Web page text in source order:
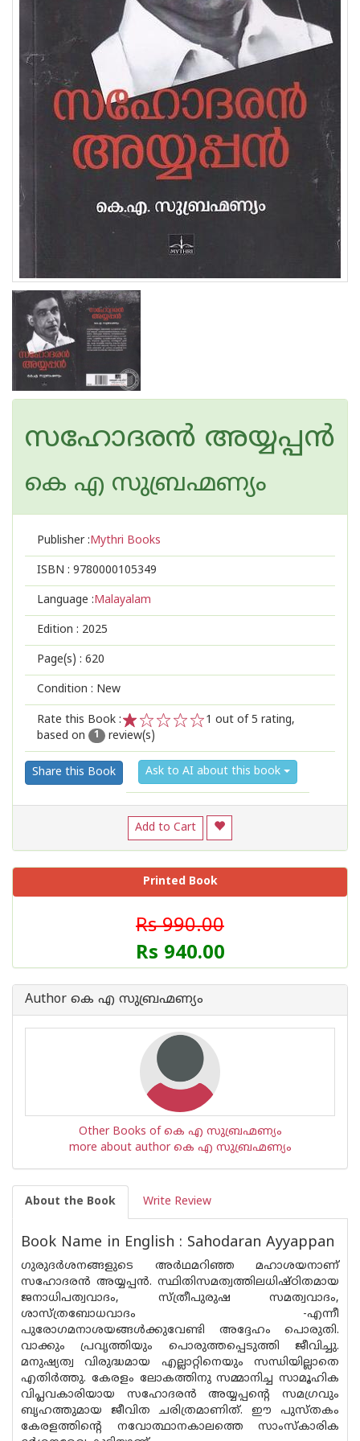
സഹോദരൻ അയ്യപ്പൻ
കെ എ സുബ്രഹ്മണ്യം
Publisher :Mythri Books
ISBN : 9780000105349
Language :Malayalam
Edition : 2025
Page(s) : 620
Condition : New
Rate this Book :
2
1
1 out of 5 rating,
based on
1 review(s)
Share this Book Ask to AI about this book
Add to Cart
Printed Book
Rs 990.00
Rs 940.00
Author കെ എ സുബ്രഹ്മണ്യം
Other Books of കെ എ സുബ്രഹ്മണ്യം
more about author കെ എ സുബ്രഹ്മണ്യം
About the Book Write Review
Book Name in English : Sahodaran Ayyappan
ഗുരുദർശനങ്ങളുടെ അർഥമറിഞ്ഞ മഹാശയനാണ്
സഹോദരൻ അയ്യപ്പൻ. സ്ഥിതിസമത്വത്തിലധിഷ്‌ഠിതമായ
ജനാധിപത്വവാദം, സ്ത്രീപുരുഷ സമത്വവാദം,
ശാസ്ത്രബോധവാദം -എന്നീ
പുരോഗമനാശയങ്ങൾക്കുവേണ്ടി അദ്ദേഹം പൊരുതി.
വാക്കും പ്രവൃത്തിയും പൊരുത്തപ്പെടുത്തി ജീവിച്ചു.
മനുഷ്യത്വ വിരുദ്ധമായ എല്ലാറ്റിനെയും സന്ധിയില്ലാതെ
എതിർത്തു. കേരളം ലോകത്തിനു സമ്മാനിച്ച സാമൂഹിക
വിപ്ലവകാരിയായ സഹോദരൻ അയ്യപ്പൻ്റെ സമഗ്രവും
ബൃഹത്തുമായ ജീവിത ചരിത്രമാണിത്. ഈ പുസ്‌തകം
കേരളത്തിൻ്റെ നവോത്ഥാനകാലത്തെ സാംസ്‌കാരിക